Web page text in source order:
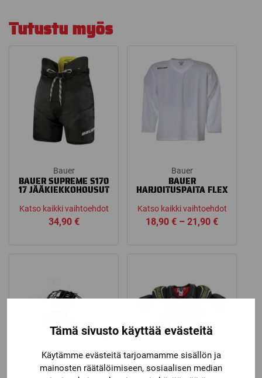
Tämä sivusto käyttää evästeitä
Käytämme evästeitä tarjoamamme sisällön ja
mainosten räätälöimiseen, sosiaalisen median
Tutustu myös
Bauer
BAUER SUPREME S170
17 JÄÄKIEKKOHOUSUT
Katso kaikki vaihtoehdot
34,90 €
Bauer
BAUER
HARJOITUSPAITA FLEX
Katso kaikki vaihtoehdot
18,90€ – 21,90€Price